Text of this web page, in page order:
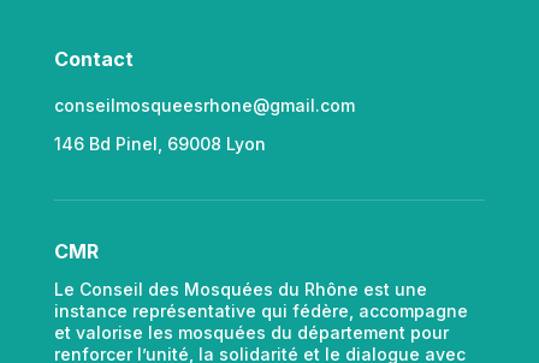
Contact
conseilmosqueesrhone@gmail.com
146 Bd Pinel, 69008 Lyon
CMR
Le Conseil des Mosquées du Rhône est une
instance représentative qui fédère, accompagne
et valorise les mosquées du département pour
renforcer l’unité, la solidarité et le dialogue avec